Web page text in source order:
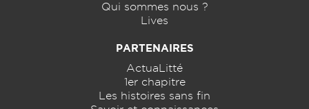
Qui sommes nous ?
Lives
PARTENAIRES
ActuaLitté
1er chapitre
Les histoires sans fin